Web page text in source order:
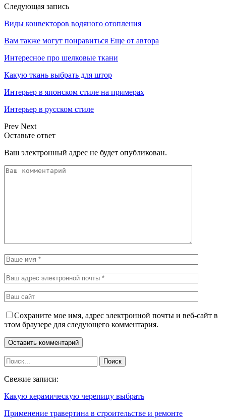
Следующая запись
Виды конвекторов водяного отопления
Вам также могут понравиться Еще от автора
Интересное про шелковые ткани
Какую ткань выбрать для штор
Интерьер в японском стиле на примерах
Интерьер в русском стиле
Prev Next
Оставьте ответ
Ваш электронный адрес не будет опубликован.
Сохраните мое имя, адрес электронной почты и веб-сайт в
этом браузере для следующего комментария.
Свежие записи:
Какую керамическую черепицу выбрать
Применение травертина в строительстве и ремонте